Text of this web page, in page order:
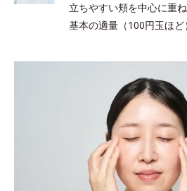
立ちやすい頬を中心に重
基本の適量（100円玉ほど